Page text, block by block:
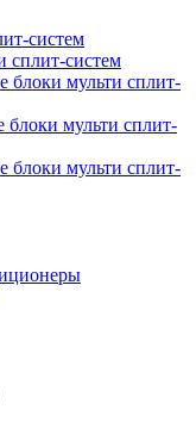
систем
сплит-систем
блоки мульти сплит-
блоки мульти сплит-
блоки мульти сплит-